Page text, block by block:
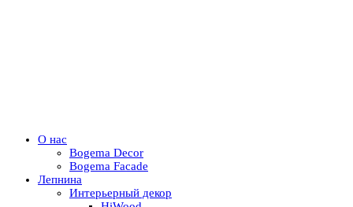
О нас
Bogema Decor
Bogema Facade
Лепнина
Интерьерный декор